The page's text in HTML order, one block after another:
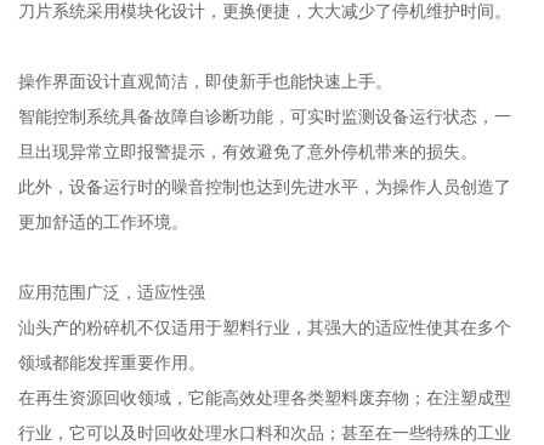
刀片系统采用模块化设计，更换便捷，大大减少了停机维护时间。
操作界面设计直观简洁，即使新手也能快速上手。
智能控制系统具备故障自诊断功能，可实时监测设备运行状态，一
旦出现异常立即报警提示，有效避免了意外停机带来的损失。
此外，设备运行时的噪音控制也达到先进水平，为操作人员创造了
更加舒适的工作环境。
应用范围广泛，适应性强
汕头产的粉碎机不仅适用于塑料行业，其强大的适应性使其在多个
领域都能发挥重要作用。
在再生资源回收领域，它能高效处理各类塑料废弃物；在注塑成型
行业，它可以及时回收处理水口料和次品；甚至在一些特殊的工业